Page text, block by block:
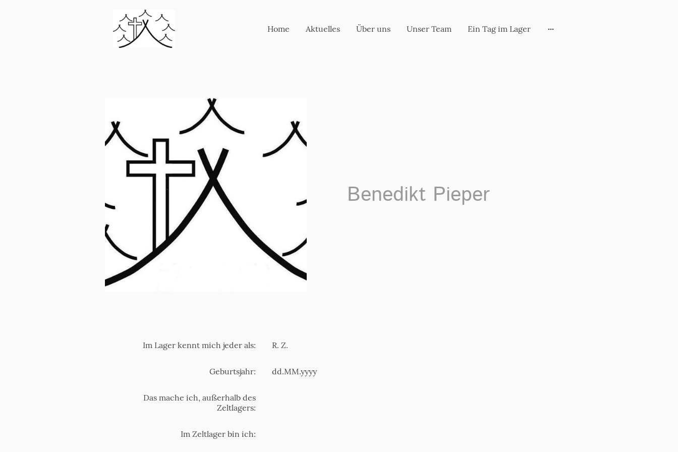
Home Aktuelles Über uns Unser Team Ein Tag im Lager
Benedikt Pieper
Im Lager kennt mich jeder als: R. Z.
Geburtsjahr: dd.MM.yyyy
Das mache ich, außerhalb des
Zeltlagers:
Im Zeltlager bin ich: